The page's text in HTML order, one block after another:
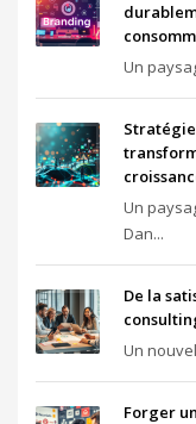
Un
Un
Dan...
De la
Un
Forger